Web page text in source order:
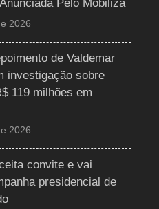
Pelo Mobiliza
2026
de Valdemar
investigação sobre
119 milhões em
2026
convite e vai
presidencial de